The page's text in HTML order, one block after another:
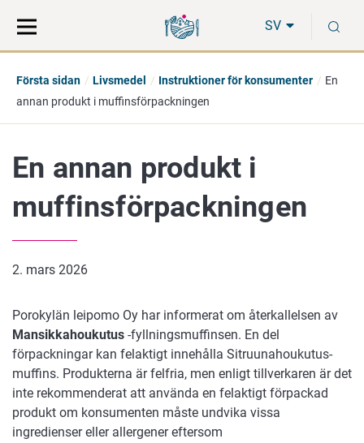
direkt
till
på
hela
SV
Första sidan Livsmedel Instruktioner för konsumenter
En
annan produkt i muffinsförpackningen
En annan produkt i
muffinsförpackningen
2. mars 2026
Porokylän leipomo Oy har informerat om återkallelsen av
Mansikkahoukutus -fyllningsmuffinsen. En del
förpackningar kan felaktigt innehålla Sitruunahoukutus-
muffins. Produkterna är felfria, men enligt tillverkaren är det
inte rekommenderat att använda en felaktigt förpackad
produkt om konsumenten måste undvika vissa
ingredienser eller allergener eftersom